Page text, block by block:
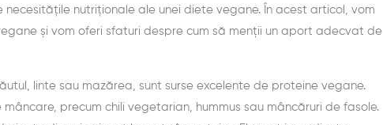
nutriționale ale unei diete vegane. În acest articol, vom
și vom oferi sfaturi despre cum să menții un aport adecvat de
linte sau mazărea, sunt surse excelente de proteine vegane.
precum chili vegetarian, hummus sau mâncăruri de fasole.